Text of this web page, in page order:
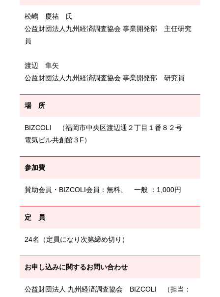
松嶋 慶祐 氏
公益財団法人九州経済調査協会 事業開発部 主任研究
員
渡辺 隼矢
公益財団法人九州経済調査協会 事業開発部 研究員
場 所
BIZCOLI （福岡市中央区渡辺通２丁目１番８２号
電気ビル共創館３F）
参加費
賛助会員・BIZCOLI会員：無料、 一般 ：1,000円
定 員
24名（定員になり次第締め切り）
お申し込みに関するお問い合わせ
公益財団法人 九州経済調査協会 BIZCOLI （担当：